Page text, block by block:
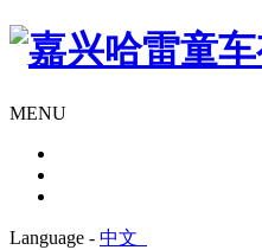
MENU
Language - 中文